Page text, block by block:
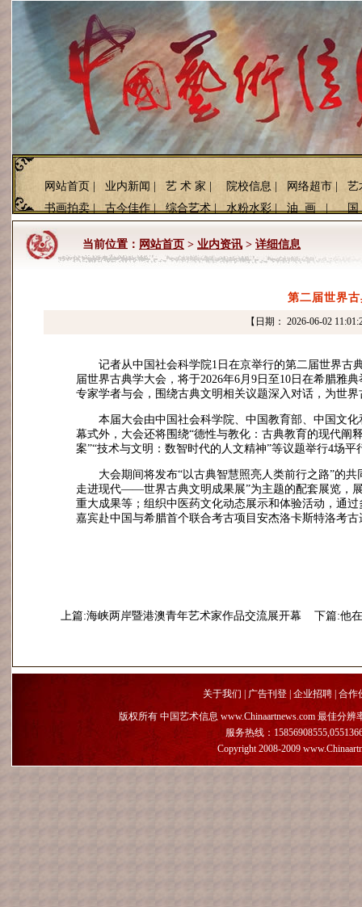
网站首页 业内新闻 艺 术 家 院校信息 网络超市
艺
书画拍卖| 古今佳作| 综合艺术| 水粉水彩| 油 画|
当前位置： 网站首页 > 业内资讯 > 详细信息
第二届世界
【日期： 2026-06-02
记者从中国社会科学院1日在京举行的第二届世界古
届世界古典学大会，将于2026年6月9日至10日在希腊雅
专家学者与会，围绕古典文明相关议题深入对话，为世
本届大会由中国社会科学院、中国教育部、中国文
幕式外，大会还将围绕“德性与教化：古典教育的现代阐
案”“技术与文明：数智时代的人文精神”等议题举行4场平
大会期间将发布“以古典智慧照亮人类前行之路”的
走进现代——世界古典文明成果展”为主题的配套展览，
重大成果等；组织中医药文化动态展示和体验活动，通
嘉宾赴中国与希腊首个联合考古项目安杰洛卡斯特洛考古
上篇:海峡两岸暨港澳青年艺术家作品交流展开幕 下篇:他
关于我们 广告刊登 企业招聘 合作
版权所有 中国艺术信息 www.Chinaartnews.com 最佳分辨
服务热线：
Copyright 2008-2009